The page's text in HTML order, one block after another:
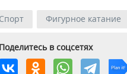
Спорт Фигурное катание
Поделитесь в соцсетях